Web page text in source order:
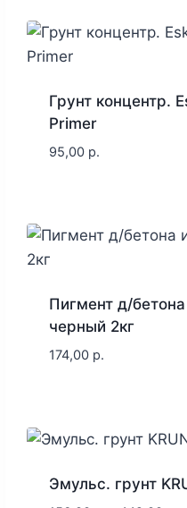
Грунт концентр.
Primer
95,00 р.
Пигмент д/
черный 2кг
174,00 р.
Эмульс. грунт